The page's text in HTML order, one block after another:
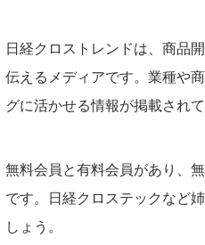
日経クロストレンドは、商品
伝えるメディアです。業種や
グに活かせる情報が掲載されて
無料会員と有料会員があり、
です。日経クロステックなど
しょう。